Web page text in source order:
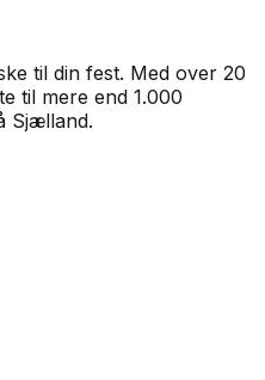
til din fest. Med over 20
til mere end 1.000
Sjælland.